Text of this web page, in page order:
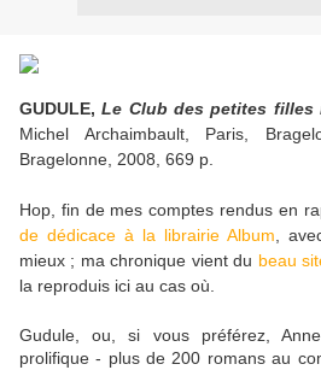
GUDULE,Le Club des petites filles
Michel Archaimbault, Paris,
Bragelonne, 2008, 669 p.
Hop, fin de mes comptes rendus en
de dédicace à la librairie Album ,
mieux ; ma chronique vient du beau
la reproduis ici au cas où.
Gudule, ou, si vous préférez,
prolifique - plus de 200 romans au